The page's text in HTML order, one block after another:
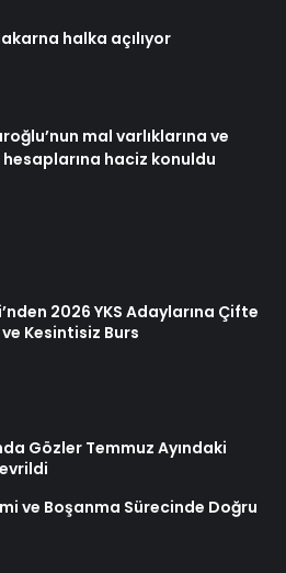
halka açılıyor
mal varlıklarına ve
haciz konuldu
2026 YKS Adaylarına Çifte
Kesintisiz Burs
Gözler Temmuz Ayındaki
ve Boşanma Sürecinde Doğru